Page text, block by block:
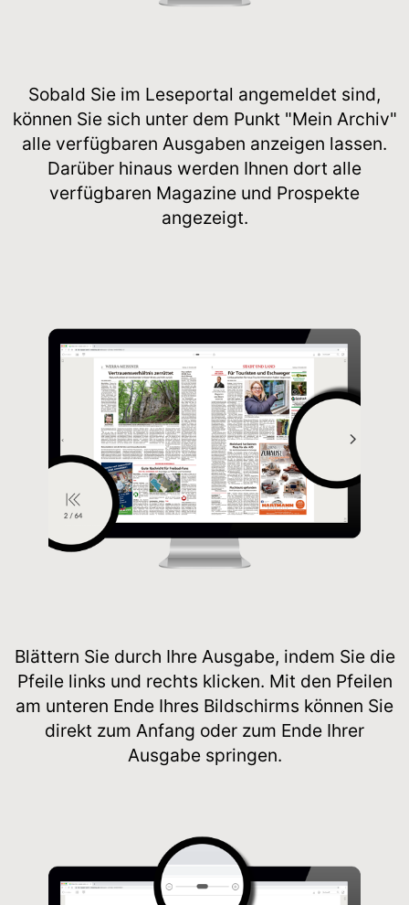
Sobald Sie im Leseportal angemeldet sind,
können Sie sich unter dem Punkt "Mein Archiv"
alle verfügbaren Ausgaben anzeigen lassen.
Darüber hinaus werden Ihnen dort alle
verfügbaren Magazine und Prospekte
angezeigt.
Blättern Sie durch Ihre Ausgabe, indem Sie die
Pfeile links und rechts klicken. Mit den Pfeilen
am unteren Ende Ihres Bildschirms können Sie
direkt zum Anfang oder zum Ende Ihrer
Ausgabe springen.